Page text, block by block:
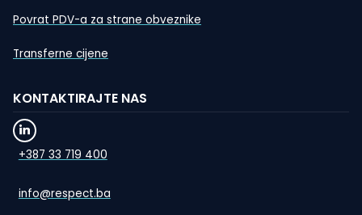
Povrat PDV-a za strane obveznike
Transferne cijene
KONTAKTIRAJTE NAS
+387 33 719 400
info@respect.ba